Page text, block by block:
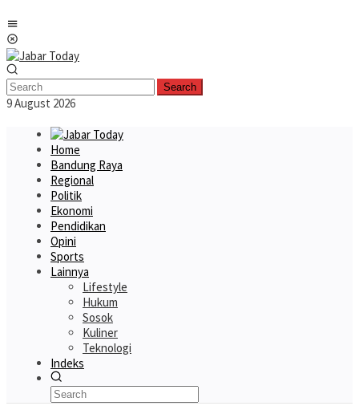
to
content
Search
9 August 2026
Home
Bandung Raya
Regional
Politik
Ekonomi
Pendidikan
Opini
Sports
Lainnya
Lifestyle
Hukum
Sosok
Kuliner
Teknologi
Indeks